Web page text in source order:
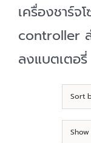
เครื่องชาร์จ
controller ส
ลงแบตเตอรี่
Sort
Show